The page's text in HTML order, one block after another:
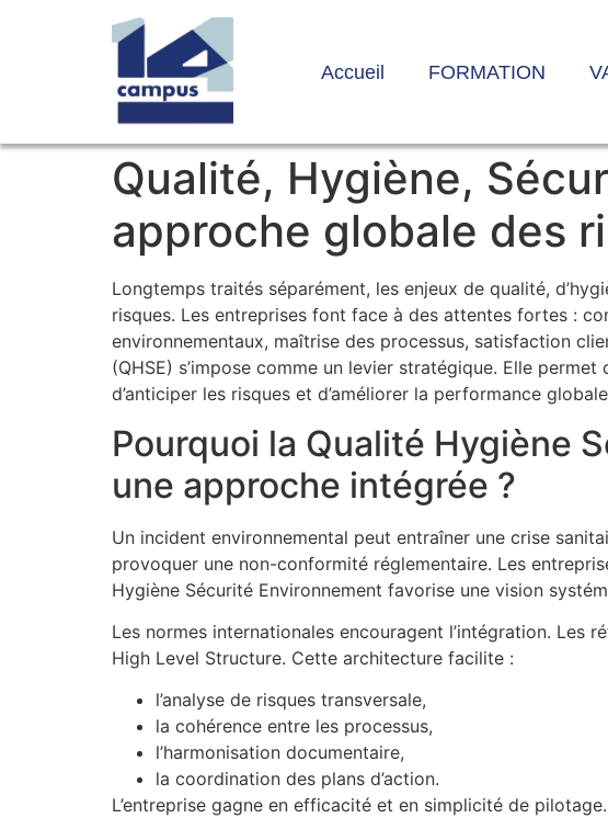
Accueil FORMATION
Qualité, Hygiène,
approche globale des
Longtemps traités séparément, les enjeux de qualité,
risques. Les entreprises font face à des attentes fortes :
environnementaux, maîtrise des processus, satisfaction
(QHSE) s’impose comme un levier stratégique. Elle
d’anticiper les risques et d’améliorer la performance
Pourquoi la Qualité Hygiène
une approche intégrée ?
Un incident environnemental peut entraîner une crise
provoquer une non-conformité réglementaire. Les
Hygiène Sécurité Environnement favorise une vision
Les normes internationales encouragent l’intégration. Les
High Level Structure. Cette architecture facilite :
l’analyse de risques transversale,
la cohérence entre les processus,
l’harmonisation documentaire,
la coordination des plans d’action.
L’entreprise gagne en efficacité et en simplicité de pilotage.